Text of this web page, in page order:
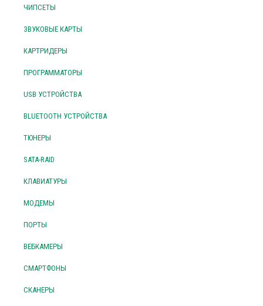
ЧИПСЕТЫ
ЗВУКОВЫЕ КАРТЫ
КАРТРИДЕРЫ
ПРОГРАММАТОРЫ
USB УСТРОЙСТВА
BLUETOOTH УСТРОЙСТВА
ТЮНЕРЫ
SATA-RAID
КЛАВИАТУРЫ
МОДЕМЫ
ПОРТЫ
ВЕБКАМЕРЫ
СМАРТФОНЫ
СКАНЕРЫ